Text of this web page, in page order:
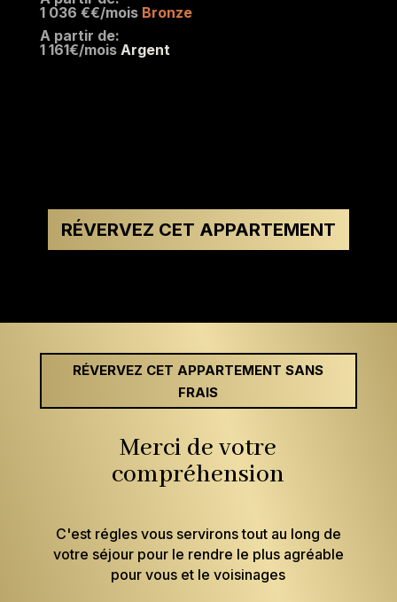
1 036 €€/mois Bronze
A partir de:
1 161€/mois Argent
RÉVERVEZ CET APPARTEMENT
RÉVERVEZ CET APPARTEMENT SANS
FRAIS
Merci de votre
compréhension
C'est régles vous servirons tout au long de
votre séjour pour le rendre le plus agréable
pour vous et le voisinages